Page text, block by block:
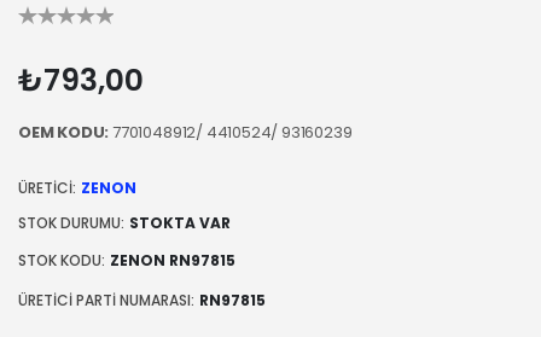
₺793,00
OEM KODU:7701048912/ 4410524/ 93160239
ÜRETICI: ZENON
STOK DURUMU: STOKTA VAR
STOK KODU: ZENON RN97815
ÜRETICI PARTI NUMARASI: RN97815